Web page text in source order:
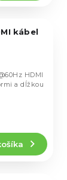
kábel
HDMI
a dĺžkou